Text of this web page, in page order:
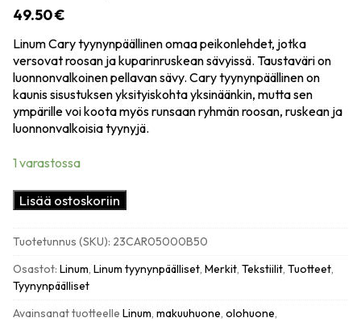
49.50€
Linum Cary tyynynpäällinen omaa peikonlehdet, jotka
versovat roosan ja kuparinruskean sävyissä. Taustaväri on
luonnonvalkoinen pellavan sävy. Cary tyynynpäällinen on
kaunis sisustuksen yksityiskohta yksinäänkin, mutta sen
ympärille voi koota myös runsaan ryhmän roosan, ruskean ja
luonnonvalkoisia tyynyjä.
1 varastossa
Linum
Cary
pellavaa,
roosa
määrä
Lisää ostoskoriin
Tuotetunnus (SKU): 23CAR05000B50
Osastot: Linum, Linum tyynynpäälliset, Merkit, Tekstiilit, Tuotteet,
Tyynynpäälliset
Avainsanat tuotteelle Linum, makuuhuone, olohuone,